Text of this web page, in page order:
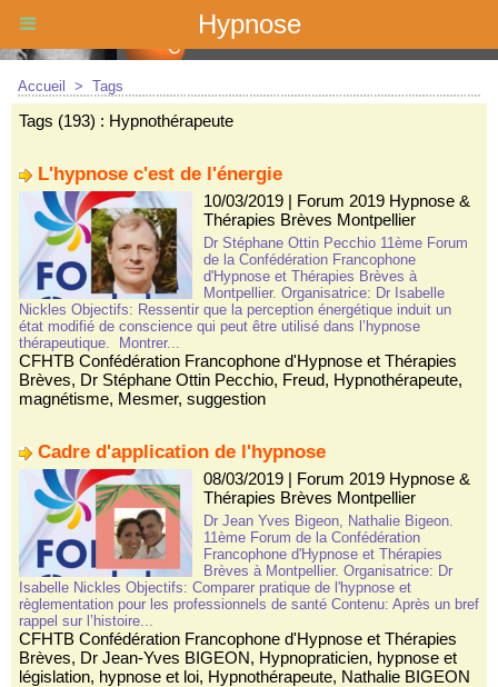
Hypnose
Accueil > Tags
Tags (193) : Hypnothérapeute
L'hypnose c'est de l'énergie
10/03/2019| Forum 2019 Hypnose &
Thérapies Brèves Montpellier
Dr Stéphane Ottin Pecchio 11ème Forum
de la Confédération Francophone
d'Hypnose et Thérapies Brèves à
Montpellier. Organisatrice: Dr Isabelle
Nickles Objectifs: Ressentir que la perception énergétique induit un
état modifié de conscience qui peut être utilisé dans l’hypnose
thérapeutique. Montrer...
CFHTB Confédération Francophone d'Hypnose et Thérapies
Brèves, Dr Stéphane Ottin Pecchio, Freud, Hypnothérapeute,
magnétisme, Mesmer, suggestion
Cadre d'application de l'hypnose
08/03/2019| Forum 2019 Hypnose &
Thérapies Brèves Montpellier
Dr Jean Yves Bigeon, Nathalie Bigeon.
11ème Forum de la Confédération
Francophone d'Hypnose et Thérapies
Brèves à Montpellier. Organisatrice: Dr
Isabelle Nickles Objectifs: Comparer pratique de l'hypnose et
règlementation pour les professionnels de santé Contenu: Après un bref
rappel sur l’histoire...
CFHTB Confédération Francophone d'Hypnose et Thérapies
Brèves, Dr Jean-Yves BIGEON, Hypnopraticien, hypnose et
législation, hypnose et loi, Hypnothérapeute, Nathalie BIGEON